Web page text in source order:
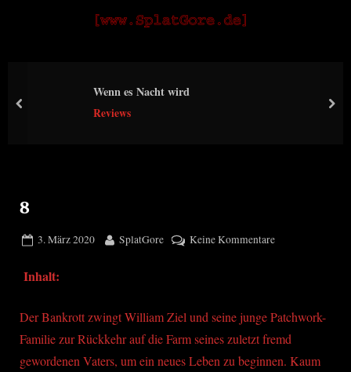
Wenn es Nacht wird
Reviews
prev
8
Posted
3. März 2020 By
SplatGore Keine Kommentarezu
Inhalt:
Der Bankrott zwingt William Ziel und seine junge Patchwork-
Familie zur Rückkehr auf die Farm seines zuletzt fremd
gewordenen Vaters, um ein neues Leben zu beginnen. Kaum